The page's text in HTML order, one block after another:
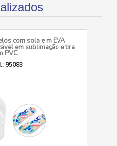
com sola e m EVA
em sublimação e tira
PVC
95083